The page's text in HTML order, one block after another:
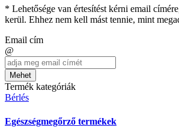
* Lehetősége van értesítést kérni email
kerül. Ehhez nem kell mást tennie, mint
Email cím
@
Mehet
Termék kategóriák
Bérlés
Egészségmegőrző termékek